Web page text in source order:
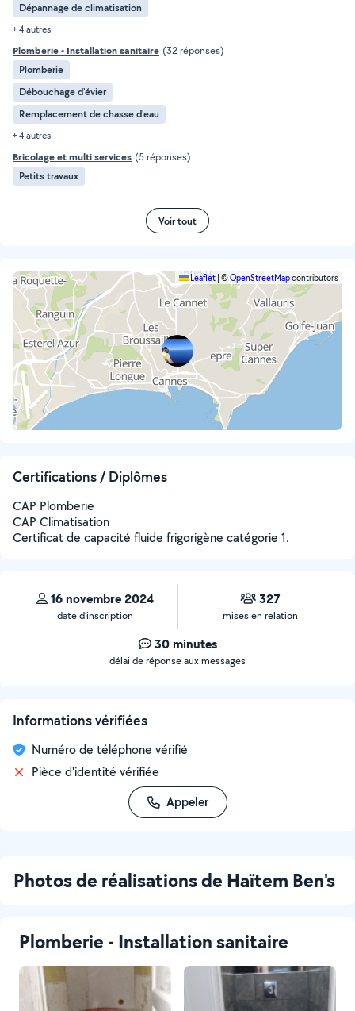
Dépannage de climatisation
+ 4 autres
Plomberie - Installation sanitaire (32 réponses)
Plomberie
Débouchage d'évier
Remplacement de chasse d'eau
+ 4 autres
Bricolage et multi services (5 réponses)
Petits travaux
Voir tout
Leaflet ©OpenStreetMapcontributors
Certifications / Diplômes
CAP Plomberie
CAP Climatisation
Certificat de capacité fluide frigorigène catégorie 1.
16 novembre 2024
date d’inscription
327
mises en relation
30 minutes
délai de réponse aux messages
Informations vérifiées
Numéro de téléphone vérifié
Pièce d'identité vérifiée
Appeler
Photos de réalisations de Haïtem Ben's
Plomberie - Installation sanitaire